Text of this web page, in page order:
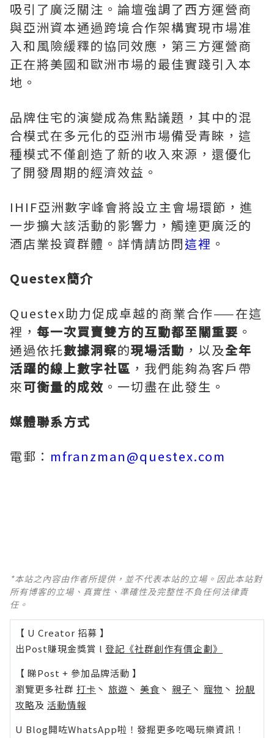
吸引了廣泛關注。論壇強調了西方運營商
與亞洲資本通過跨境合作架構實現市場准
入和風險緩釋的協同效應，第三方運營商
正在將美國和歐洲市場的最佳實踐引入本
地。
品牌住宅的演變成為焦點議題，其中的混
合模式在多元化的亞洲市場備受青睞，這
種模式不僅創造了新的收入來源，還優化
了開發周期的經濟效益。
IHIF亞洲數字峰會將設立主會場環節，進
一步擴大該活動的影響力，觸達更廣泛的
酒店業投資群體。詳情請訪問這裡 。
Questex簡介
Questex助力促成卓越的商業合作——在這
裡， 每一次買賣雙方的互動都至關重要 。
通過依托數據洞察的現場活動 ，以及全年
活躍的線上數字社區 ，我們能夠為客戶帶
來可衡量的成效 。一切盡在此發生。
媒體聯系方式
電郵： mfranzman@questex.com
*本站之內容由作者所提供，並不代表本站的立場。因此本站對
所有博客的立場、真實性、準確性及完整性不負任何法律責
任。
【 U Creator 招募 】
出Post賺現金獎賞 l 登記《社群創作有價企劃》
【 睇Post + 參加品牌活動 】
瀏覽更多社群 打卡 丶 旅遊 丶 美食 丶 親子 丶 寵物 丶 扮靚
攻略及 活動情報
U Blog開咗WhatsApp啦！發掘更多吃喝玩樂資訊！